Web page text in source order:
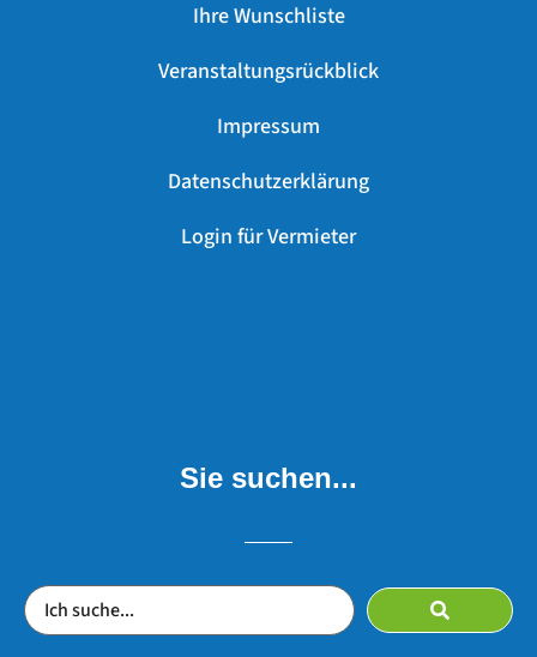
Ihre Wunschliste
Veranstaltungsrückblick
Impressum
Datenschutzerklärung
Login für Vermieter
Sie suchen...